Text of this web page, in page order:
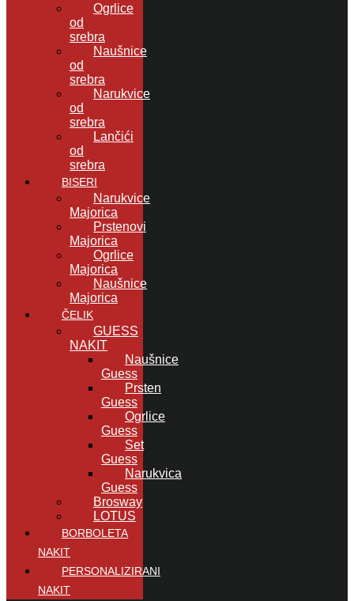
Ogrlice
od
srebra
Naušnice
od
srebra
Narukvice
od
srebra
Lančići
od
srebra
BISERI
Narukvice
Majorica
Prstenovi
Majorica
Ogrlice
Majorica
Naušnice
Majorica
ČELIK
GUESS
NAKIT
Naušnice
Guess
Prsten
Guess
Ogrlice
Guess
Set
Guess
Narukvica
Guess
Brosway
LOTUS
BORBOLETA
NAKIT
PERSONALIZIRANI
NAKIT